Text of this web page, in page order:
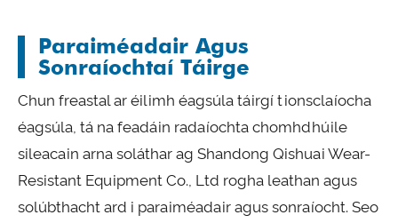
Paraiméadair Agus
Sonraíochtaí Táirge
Chun freastal ar éilimh éagsúla táirgí tionsclaíocha
éagsúla, tá na feadáin radaíochta chomhdhúile
sileacain arna soláthar ag Shandong Qishuai Wear-
Resistant Equipment Co., Ltd rogha leathan agus
solúbthacht ard i paraiméadair agus sonraíocht. Seo